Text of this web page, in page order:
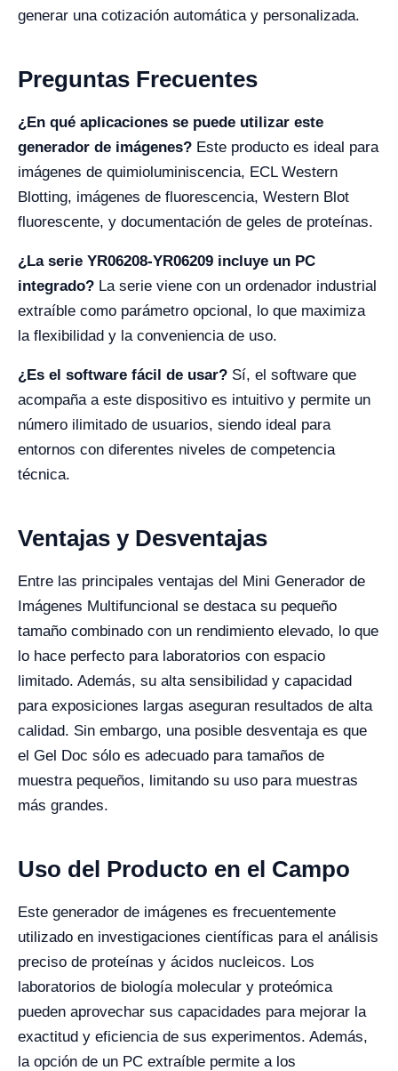
generar una cotización automática y personalizada.
Preguntas Frecuentes
¿En qué aplicaciones se puede utilizar este
generador de imágenes? Este producto es ideal para
imágenes de quimioluminiscencia, ECL Western
Blotting, imágenes de fluorescencia, Western Blot
fluorescente, y documentación de geles de proteínas.
¿La serie YR06208-YR06209 incluye un PC
integrado? La serie viene con un ordenador industrial
extraíble como parámetro opcional, lo que maximiza
la flexibilidad y la conveniencia de uso.
¿Es el software fácil de usar? Sí, el software que
acompaña a este dispositivo es intuitivo y permite un
número ilimitado de usuarios, siendo ideal para
entornos con diferentes niveles de competencia
técnica.
Ventajas y Desventajas
Entre las principales ventajas del Mini Generador de
Imágenes Multifuncional se destaca su pequeño
tamaño combinado con un rendimiento elevado, lo que
lo hace perfecto para laboratorios con espacio
limitado. Además, su alta sensibilidad y capacidad
para exposiciones largas aseguran resultados de alta
calidad. Sin embargo, una posible desventaja es que
el Gel Doc sólo es adecuado para tamaños de
muestra pequeños, limitando su uso para muestras
más grandes.
Uso del Producto en el Campo
Este generador de imágenes es frecuentemente
utilizado en investigaciones científicas para el análisis
preciso de proteínas y ácidos nucleicos. Los
laboratorios de biología molecular y proteómica
pueden aprovechar sus capacidades para mejorar la
exactitud y eficiencia de sus experimentos. Además,
la opción de un PC extraíble permite a los